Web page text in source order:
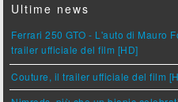
Ultime news
Ferrari 250 GTO - L'auto di Mauro
trailer ufficiale del film [HD]
Couture, il trailer ufficiale del film